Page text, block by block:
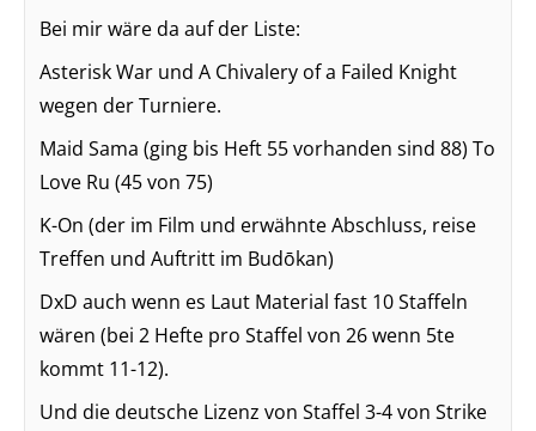
Bei mir wäre da auf der Liste:
Asterisk War und A Chivalery of a Failed Knight
wegen der Turniere.
Maid Sama (ging bis Heft 55 vorhanden sind 88) To
Love Ru (45 von 75)
K-On (der im Film und erwähnte Abschluss, reise
Treffen und Auftritt im Budōkan)
DxD auch wenn es Laut Material fast 10 Staffeln
wären (bei 2 Hefte pro Staffel von 26 wenn 5te
kommt 11-12).
Und die deutsche Lizenz von Staffel 3-4 von Strike